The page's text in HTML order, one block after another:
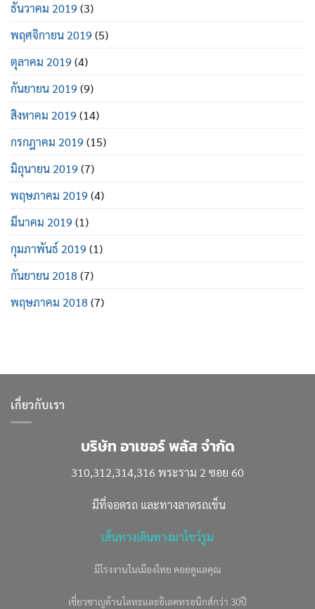
ธันวาคม 2019 (3)
พฤศจิกายน 2019 (5)
ตุลาคม 2019 (4)
กันยายน 2019 (9)
สิงหาคม 2019 (14)
กรกฎาคม 2019 (15)
มิถุนายน 2019 (7)
พฤษภาคม 2019 (4)
มีนาคม 2019 (1)
กุมภาพันธ์ 2019 (1)
กันยายน 2018(7)
พฤษภาคม 2018(7)
เกี่ยวกับเรา
บริษัท อาเชอร์ พลัส จำกัด
310,312,314,316 พระราม 2 ซอย 60
มีที่จอดรถ และทางลาดรถเข็น
เส้นทางเดินทางมาโชว์รูม
มีโรงงานในเมืองไทย คอยดูแลคุณ
เชี่ยวชาญด้านโลหะและอิเลคทรอนิกส์กว่า 30ปี